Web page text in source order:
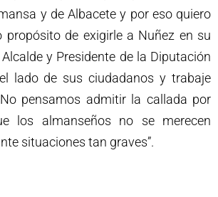
y de Albacete y por eso quiero
propósito de exigirle a Nuñez en su
y Presidente de la Diputación
lado de sus ciudadanos y trabaje
pensamos admitir la callada por
los almanseños no se merecen
situaciones tan graves”.